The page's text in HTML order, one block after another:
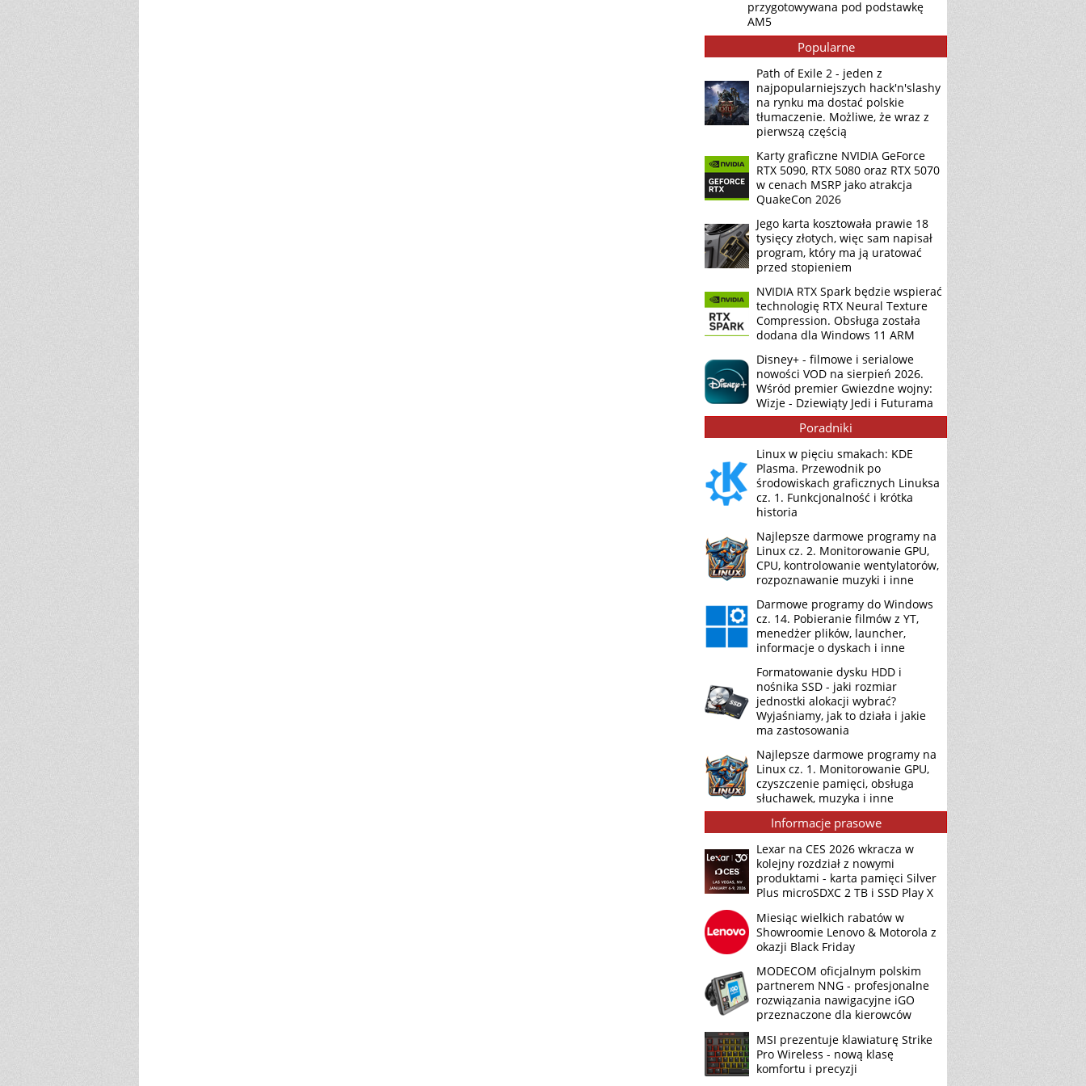
przygotowywana pod podstawkę
AM5
Popularne
Path of Exile 2 - jeden z
najpopularniejszych hack'n'slashy
na rynku ma dostać polskie
tłumaczenie. Możliwe, że wraz z
pierwszą częścią
Karty graficzne NVIDIA GeForce
RTX 5090, RTX 5080 oraz RTX 5070
w cenach MSRP jako atrakcja
QuakeCon 2026
Jego karta kosztowała prawie 18
tysięcy złotych, więc sam napisał
program, który ma ją uratować
przed stopieniem
NVIDIA RTX Spark będzie wspierać
technologię RTX Neural Texture
Compression. Obsługa została
dodana dla Windows 11 ARM
Disney+ - filmowe i serialowe
nowości VOD na sierpień 2026.
Wśród premier Gwiezdne wojny:
Wizje - Dziewiąty Jedi i Futurama
Poradniki
Linux w pięciu smakach: KDE
Plasma. Przewodnik po
środowiskach graficznych Linuksa
cz. 1. Funkcjonalność i krótka
historia
Najlepsze darmowe programy na
Linux cz. 2. Monitorowanie GPU,
CPU, kontrolowanie wentylatorów,
rozpoznawanie muzyki i inne
Darmowe programy do Windows
cz. 14. Pobieranie filmów z YT,
menedżer plików, launcher,
informacje o dyskach i inne
Formatowanie dysku HDD i
nośnika SSD - jaki rozmiar
jednostki alokacji wybrać?
Wyjaśniamy, jak to działa i jakie
ma zastosowania
Najlepsze darmowe programy na
Linux cz. 1. Monitorowanie GPU,
czyszczenie pamięci, obsługa
słuchawek, muzyka i inne
Informacje prasowe
Lexar na CES 2026 wkracza w
kolejny rozdział z nowymi
produktami - karta pamięci Silver
Plus microSDXC 2 TB i SSD Play X
Miesiąc wielkich rabatów w
Showroomie Lenovo & Motorola z
okazji Black Friday
MODECOM oficjalnym polskim
partnerem NNG - profesjonalne
rozwiązania nawigacyjne iGO
przeznaczone dla kierowców
MSI prezentuje klawiaturę Strike
Pro Wireless - nową klasę
komfortu i precyzji